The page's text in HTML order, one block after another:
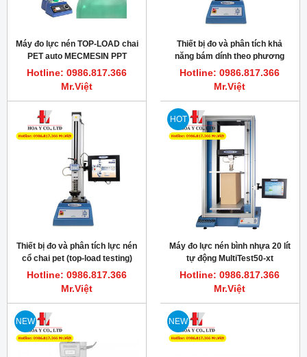
Máy đo lực nén TOP-LOAD chai
PET auto MECMESIN PPT
Hotline: 0986.817.366
Mr.Việt
Thiết bị đo và phân tích khả
năng bám dính theo phương
90o MultiTest2.5-XT FINAT 2 và
FINAT 1
Hotline: 0986.817.366
Mr.Việt
Thiết bị đo và phân tích lực nén
cổ chai pet (top-load testing)
MultiTest2.5-XT
Hotline: 0986.817.366
Mr.Việt
HOT
Máy đo lực nén bình nhựa 20 lít
tự động MultiTest50-xt
Hotline: 0986.817.366
Mr.Việt
NEW NEW